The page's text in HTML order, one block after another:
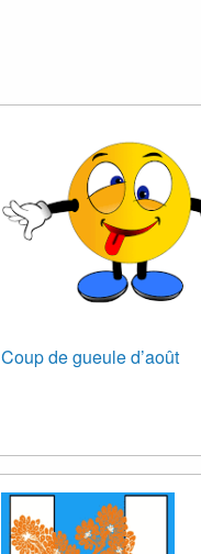
Coup de gueule d’août